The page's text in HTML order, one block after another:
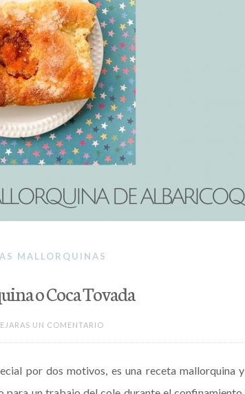
MALLORQUINAS
o Coca Tovada
UN COMENTARIO
por dos motivos, es una receta mallorquina y